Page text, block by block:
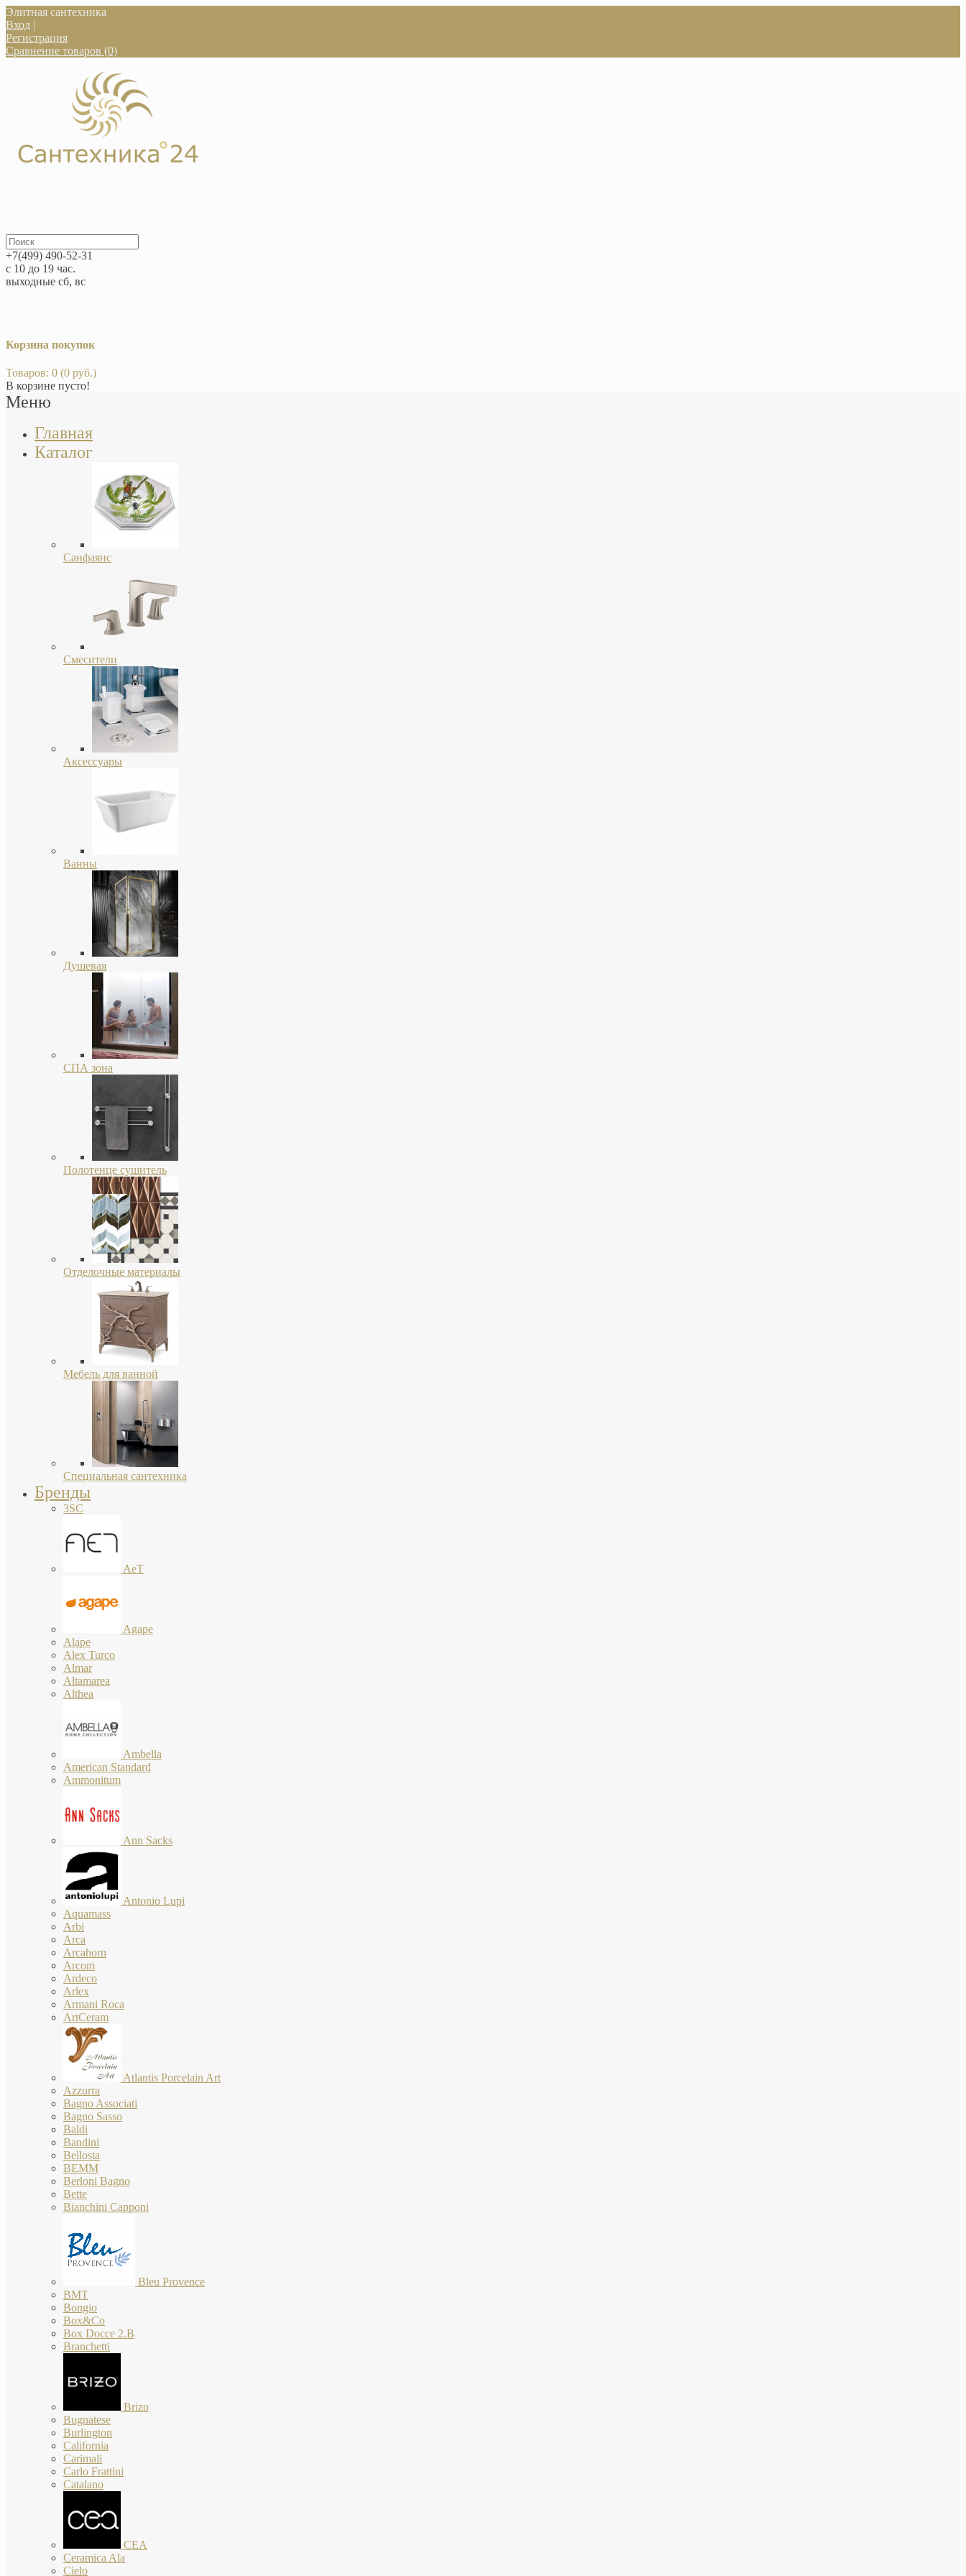
Элитная сантехника
Вход |
Регистрация
Сравнение товаров (0)
+7(499) 490-52-31
с 10 до 19 час.
выходные сб, вс
Корзина покупок
Товаров: 0 (0 руб.)
В корзине пусто!
Меню
Главная
Каталог
Санфаянс
Смесители
Аксессуары
Ванны
Душевая
СПА зона
Полотенце сушитель
Отделочные материалы
Мебель для ванной
Специальная сантехника
Бренды
3SC
AeT
Agape
Alape
Alex Turco
Almar
Altamarea
Althea
Ambella
American Standard
Ammonitum
Ann Sacks
Antonio Lupi
Aquamass
Arbi
Arca
Arcahorn
Arcom
Ardeco
Arlex
Armani Roca
ArtCeram
Atlantis Porcelain Art
Azzurra
Bagno Associati
Bagno Sasso
Baldi
Bandini
Bellosta
BEMM
Berloni Bagno
Bette
Bianchini Capponi
Bleu Provence
BMT
Bongio
Box&Co
Box Docce 2.B
Branchetti
Brizo
Bugnatese
Burlington
California
Carimali
Carlo Frattini
Catalano
CEA
Ceramica Ala
Cielo